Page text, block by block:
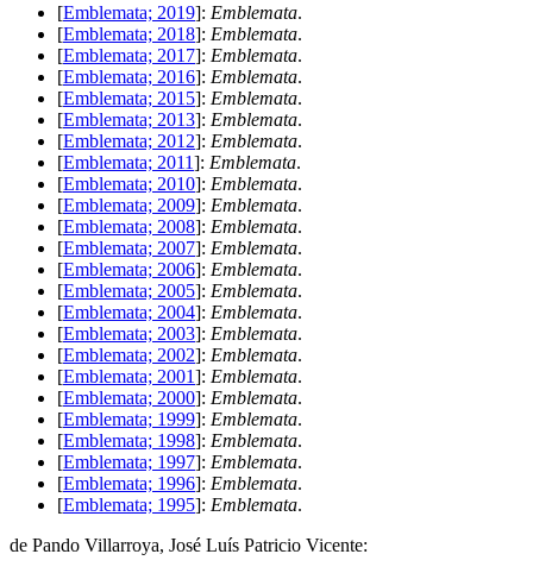
[Emblemata; 2019]: Emblemata.
[Emblemata; 2018]: Emblemata.
[Emblemata; 2017]: Emblemata.
[Emblemata; 2016]: Emblemata.
[Emblemata; 2015]: Emblemata.
[Emblemata; 2013]: Emblemata.
[Emblemata; 2012]: Emblemata.
[Emblemata; 2011]: Emblemata.
[Emblemata; 2010]: Emblemata.
[Emblemata; 2009]: Emblemata.
[Emblemata; 2008]: Emblemata.
[Emblemata; 2007]: Emblemata.
[Emblemata; 2006]: Emblemata.
[Emblemata; 2005]: Emblemata.
[Emblemata; 2004]: Emblemata.
[Emblemata; 2003]: Emblemata.
[Emblemata; 2002]: Emblemata.
[Emblemata; 2001]: Emblemata.
[Emblemata; 2000]: Emblemata.
[Emblemata; 1999]: Emblemata.
[Emblemata; 1998]: Emblemata.
[Emblemata; 1997]: Emblemata.
[Emblemata; 1996]: Emblemata.
[Emblemata; 1995]: Emblemata.
de Pando Villarroya, José Luís Patricio Vicente: